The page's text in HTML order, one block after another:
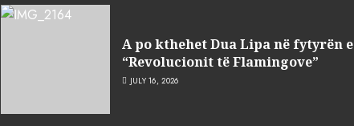
A po kthehet Dua Lipa në fytyrën e
“Revolucionit të Flamingove”
JULY 16, 2026